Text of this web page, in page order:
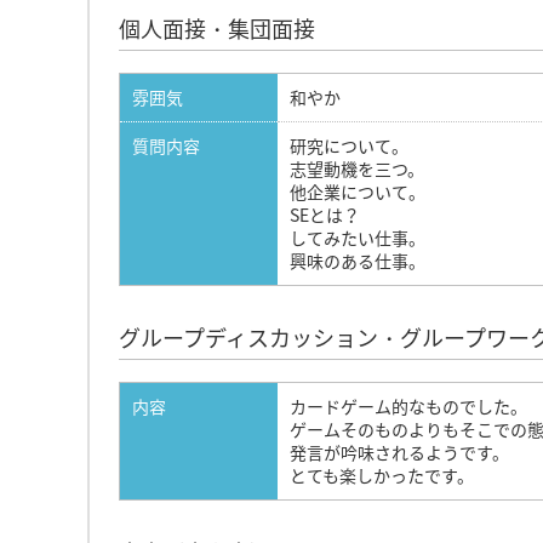
個人面接・集団面接
雰囲気
和やか
質問内容
研究について。
志望動機を三つ。
他企業について。
SEとは？
してみたい仕事。
興味のある仕事。
グループディスカッション・グループワー
内容
カードゲーム的なものでした。
ゲームそのものよりもそこでの
発言が吟味されるようです。
とても楽しかったです。